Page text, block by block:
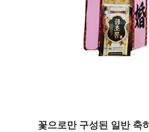
꽃으로만 구성된 일반 축